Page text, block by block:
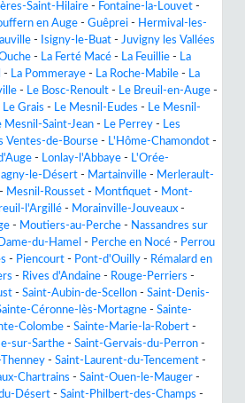
Saint-Hilaire - Fontaine-la-Louvet -
en Auge - Guêprei - Hermival-les-
- Isigny-le-Buat - Juvigny les Vallées
- La Ferté Macé - La Feuillie - La
- La Pommeraye - La Roche-Mabile - La
- Le Bosc-Renoult - Le Breuil-en-Auge -
Le Grais - Le Mesnil-Eudes - Le Mesnil-
Mesnil-Saint-Jean - Le Perrey - Les
Ventes-de-Bourse - L'Hôme-Chamondot -
- Lonlay-l'Abbaye - L'Orée-
le-Désert - Martainville - Merlerault-
- Mesnil-Rousset - Montfiquet - Mont-
l'Argillé - Morainville-Jouveaux -
- Moutiers-au-Perche - Nassandres sur
du-Hamel - Perche en Nocé - Perrou
- Piencourt - Pont-d'Ouilly - Rémalard en
- Rives d'Andaine - Rouge-Perriers -
- Saint-Aubin-de-Scellon - Saint-Denis-
Céronne-lès-Mortagne - Sainte-
Colombe - Sainte-Marie-la-Robert -
sur-Sarthe - Saint-Gervais-du-Perron -
- Saint-Laurent-du-Tencement -
Chartrains - Saint-Ouen-le-Mauger -
Désert - Saint-Philbert-des-Champs -